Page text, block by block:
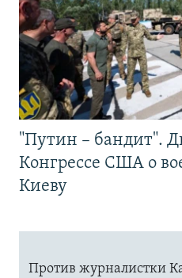
"Путин – бандит".
Конгрессе США о
Киеву